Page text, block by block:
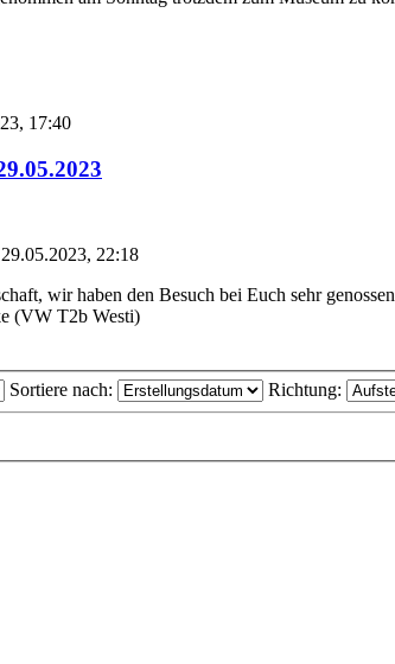
17:40
29.05.2023, 22:18
wir haben den Besuch bei Euch sehr
(VW T2b Westi)
Sortiere nach: Richtung: